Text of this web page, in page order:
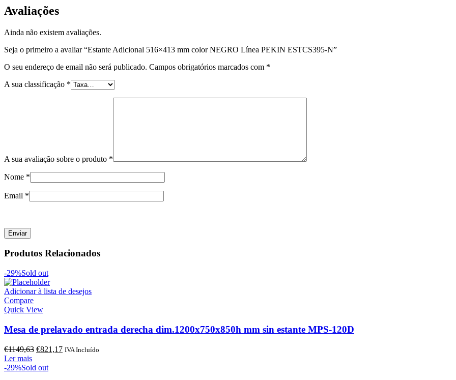
Avaliações
Ainda não existem avaliações.
Seja o primeiro a avaliar “Estante Adicional 516×413 mm color NEGRO Línea PEKIN ESTCS395-N”
O seu endereço de email não será publicado. Campos obrigatórios marcados com *
A sua classificação *
A sua avaliação sobre o produto *
Nome *
Email *
Produtos Relacionados
-29%Sold out
Adicionar à lista de desejos
Compare
Quick View
Mesa de prelavado entrada derecha dim.1200x750x850h mm sin estante MPS-120D
€1149,63 O
original
€821,17OIVA Incluído
Ler mais
-29%Sold out